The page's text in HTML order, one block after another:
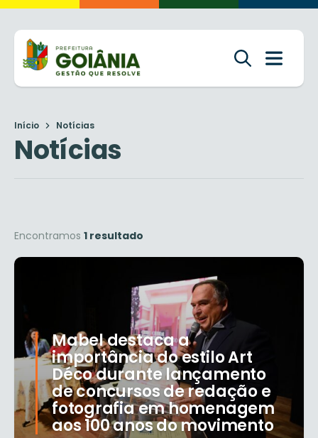
Início Notícias
Notícias
Encontramos 1 resultado
Mabel destaca a
importância do estilo Art
Déco durante lançamento
de concursos de redação e
fotografia em homenagem
aos 100 anos do movimento